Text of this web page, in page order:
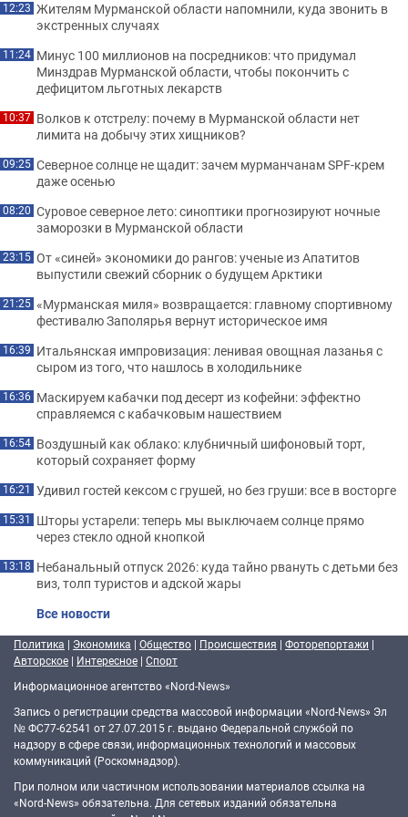
12:23 Жителям Мурманской области напомнили, куда звонить в
экстренных случаях
11:24 Минус 100 миллионов на посредников: что придумал
Минздрав Мурманской области, чтобы покончить с
дефицитом льготных лекарств
10:37 Волков к отстрелу: почему в Мурманской области нет
лимита на добычу этих хищников?
09:25 Северное солнце не щадит: зачем мурманчанам SPF-крем
даже осенью
08:20 Суровое северное лето: синоптики прогнозируют ночные
заморозки в Мурманской области
23:15 От «синей» экономики до рангов: ученые из Апатитов
выпустили свежий сборник о будущем Арктики
21:25 «Мурманская миля» возвращается: главному спортивному
фестивалю Заполярья вернут историческое имя
16:39 Итальянская импровизация: ленивая овощная лазанья с
сыром из того, что нашлось в холодильнике
16:36 Маскируем кабачки под десерт из кофейни: эффектно
справляемся с кабачковым нашествием
16:54 Воздушный как облако: клубничный шифоновый торт,
который сохраняет форму
16:21 Удивил гостей кексом с грушей, но без груши: все в восторге
15:31 Шторы устарели: теперь мы выключаем солнце прямо
через стекло одной кнопкой
13:18 Небанальный отпуск 2026: куда тайно рвануть с детьми без
виз, толп туристов и адской жары
Все новости
Политика | Экономика | Общество | Происшествия | Фоторепортажи |
Авторское | Интересное | Спорт
Информационное агентство «Nord-News»
Запись о регистрации средства массовой информации «Nord-News» Эл
№ ФС77-62541 от 27.07.2015 г. выдано Федеральной службой по
надзору в сфере связи, информационных технологий и массовых
коммуникаций (Роскомнадзор).
При полном или частичном использовании материалов ссылка на
«Nord-News» обязательна. Для сетевых изданий обязательна